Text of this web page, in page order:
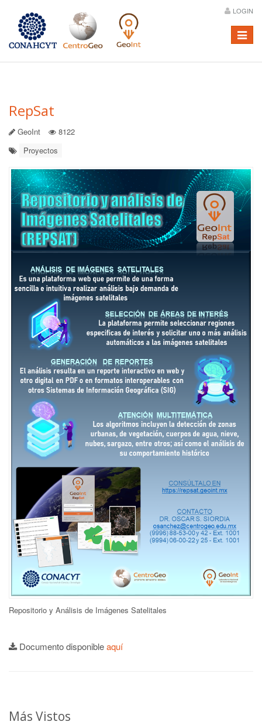
LOGIN
Menú
RepSat
GeoInt
8122
Proyectos
Repositorio y Análisis de Imágenes Satelitales
Documento disponibleaquí
Más Vistos